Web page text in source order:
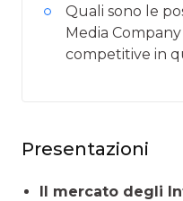
Quali sono le
Media
competitive in
Presentazioni
Il mercato degli